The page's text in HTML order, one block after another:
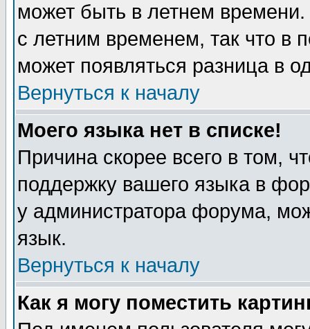
может быть в летнем
с летним временем, так что в
может появляться разница в
Вернуться к началу
Моего языка нет в списке!
Причина скорее всего в том,
поддержку вашего языка в
у администратора форума,
язык.
Вернуться к началу
Как я могу поместить